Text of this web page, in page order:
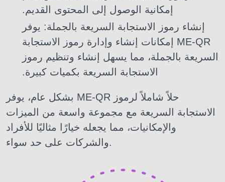
إمكانية الوصول إلى المحتوى القديم.
إنشاء رموز الاستجابة السريعة بالجملة: يوفر
ME-QR إمكانات إنشاء وإدارة رموز الاستجابة
السريعة بالجملة، مما يسهل إنشاء وتنظيم رموز
الاستجابة السريعة بكميات كبيرة.
بشكل عام، يوفر ME-QR حلاً شاملاً لرموز
الاستجابة السريعة مع مجموعة واسعة من الميزات
والإمكانيات، مما يجعله خيارًا مثاليًا للأفراد
والشركات على حد سواء.